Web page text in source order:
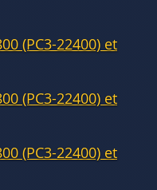
(PC3-22400) et
(PC3-22400) et
(PC3-22400) et